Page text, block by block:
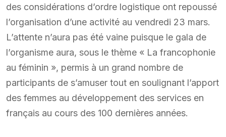
des considérations d’ordre logistique ont repoussé
l’organisation d’une activité au vendredi 23 mars.
L’attente n’aura pas été vaine puisque le gala de
l’organisme aura, sous le thème « La francophonie
au féminin », permis à un grand nombre de
participants de s’amuser tout en soulignant l’apport
des femmes au développement des services en
français au cours des 100 dernières années.